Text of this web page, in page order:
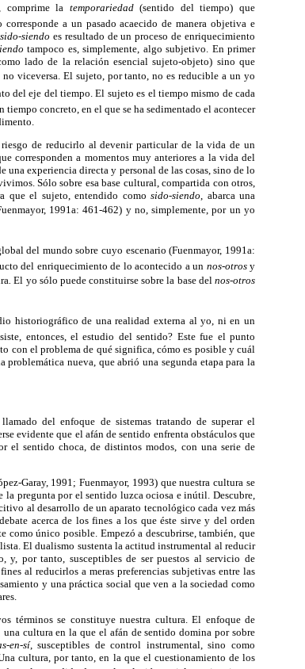
comprime la temporariedad(sentido del tiempo) que
corresponde a un pasado acaecido de manera objetiva e
sido-siendo es resultado de un proceso de enriquecimiento
tampoco es, simplemente, algo subjetivo. En primer
lado de la relación esencial sujeto-objeto) sino que
no viceversa. El sujeto, por tanto, no es reducible a un yo
del eje del tiempo. El sujeto es el tiempo mismo de cada
concreto, en el que se ha sedimentado el acontecer
de reducirlo al devenir particular de la vida de un
corresponden a momentos muy anteriores a la vida del
una experiencia directa y personal de las cosas, sino de lo
Sólo sobre esa base cultural, compartida con otros,
que el sujeto, entendido comosido-siendo , abarca una
1991a: 461-462) y no, simplemente, por un yo
del mundo sobre cuyo escenario (Fuenmayor, 1991a:
del enriquecimiento de lo acontecido a un nos-otrosy
.El yo sólo puede constituirse sobre la base delnos-otros
historiográfico de una realidad externa al yo, ni en un
entonces, el estudio del sentido? Este fue el punto
con el problema de qué significa, cómo es posible y cuál
problemática nueva, que abrió una segunda etapa para la
del enfoque de sistemas tratando de superar el
evidente que el afán de sentido enfrenta obstáculos que
el sentido choca, de distintos modos, con una serie de
Garay, 1991; Fuenmayor, 1993) que nuestra cultura se
pregunta por el sentido luzca ociosa e inútil. Descubre,
al desarrollo de un aparato tecnológico cada vez más
acerca de los fines a los que éste sirve y del orden
como único posible. Empezó a descubrirse, también, que
El dualismo sustenta la actitud instrumental al reducir
y, por tanto, susceptibles de ser puestos al servicio de
al reducirlos a meras preferencias subjetivas entre las
y una práctica social que ven a la sociedad como
términos se constituye nuestra cultura. El enfoque de
cultura en la que el afán de sentido domina por sobre
en-sí, susceptibles de control instrumental, sino como
cultura, por tanto, en la que el cuestionamiento de los